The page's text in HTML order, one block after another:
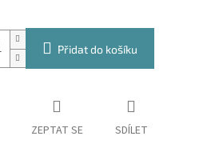
Přidat do košíku
ZEPTAT SE SDÍLET